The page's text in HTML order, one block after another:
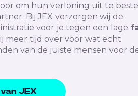
om hun verloning uit te
Bij JEX verzorgen wij de
voor je tegen een lage
meer tijd over voor wat echt
van de juiste mensen voor
JEX